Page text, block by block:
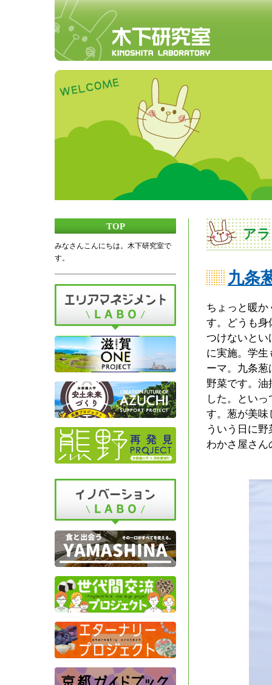
TOP
みなさんこんにちは。木下研究室で
す。
ア
九条
ちょっと暖
す。どうも身
つけないとい
に実施。学
ーマ。九条
野菜です。油
した。とい
す。葱が美味
ういう日に
わかさ屋さ